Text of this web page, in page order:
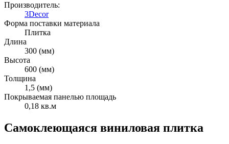
Производитель:
3Decor
Форма поставки материала
Плитка
Длина
300 (мм)
Высота
600 (мм)
Толщина
1,5 (мм)
Покрываемая панелью площадь
0,18 кв.м
Cамоклеющаяся виниловая плитка